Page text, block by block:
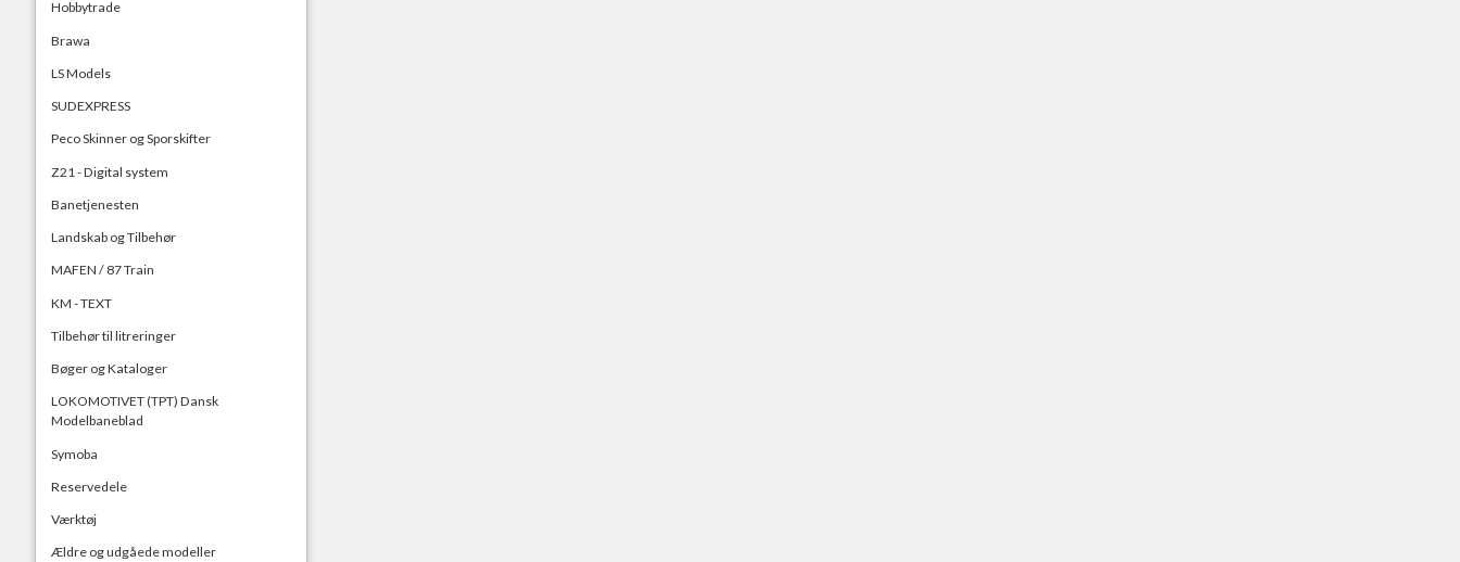
Hobbytrade
Brawa
LS Models
SUDEXPRESS
Peco Skinner og Sporskifter
Z21 - Digital system
Banetjenesten
Landskab og Tilbehør
MAFEN / 87 Train
KM - TEXT
Tilbehør til litreringer
Bøger og Kataloger
LOKOMOTIVET (TPT) Dansk
Modelbaneblad
Symoba
Reservedele
Værktøj
Ældre og udgåede modeller